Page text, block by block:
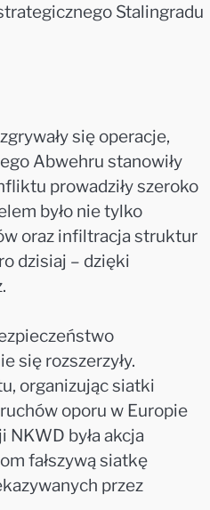
Stalingradu
się operacje,
Abwehru stanowiły
prowadziły szeroko
było nie tylko
oraz infiltracja struktur
dzisiaj – dzięki
się rozszerzyły.
organizując siatki
oporu w Europie
była akcja
fałszywą siatkę
przez